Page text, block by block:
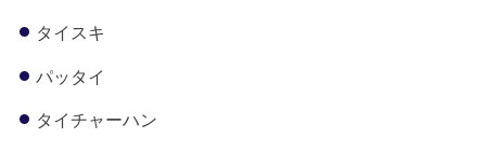
タイスキ
パッタイ
タイチャーハン